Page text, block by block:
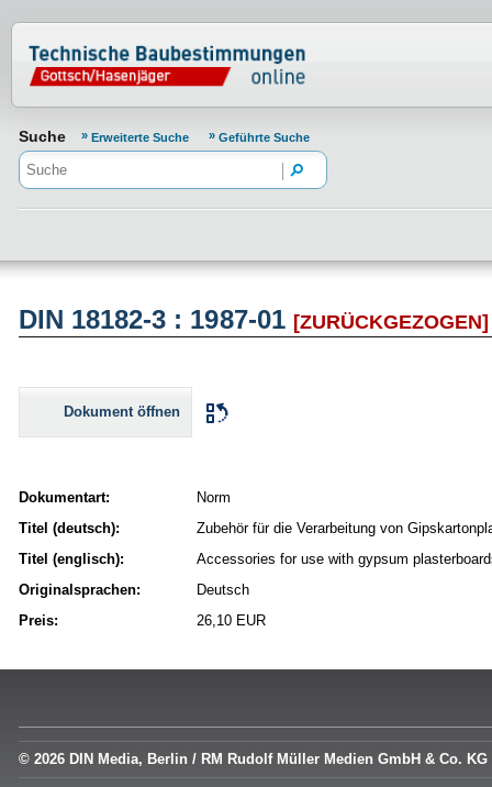
Normenportal Barrierefreiheit
Suche Erweiterte Suche Geführte Suche
DIN 18182-3 : 1987-01 [ZURÜCKGEZOGEN]
Dokument öffnen
Dokumentart:
Norm
Titel (deutsch):
Zubehör für die Verarbeitung von
Titel (englisch):
Accessories for use with gypsum
Originalsprachen:
Deutsch
Preis:
26,10 EUR
© 2026 DIN Media, Berlin / RM Rudolf Müller Medien GmbH & Co. KG